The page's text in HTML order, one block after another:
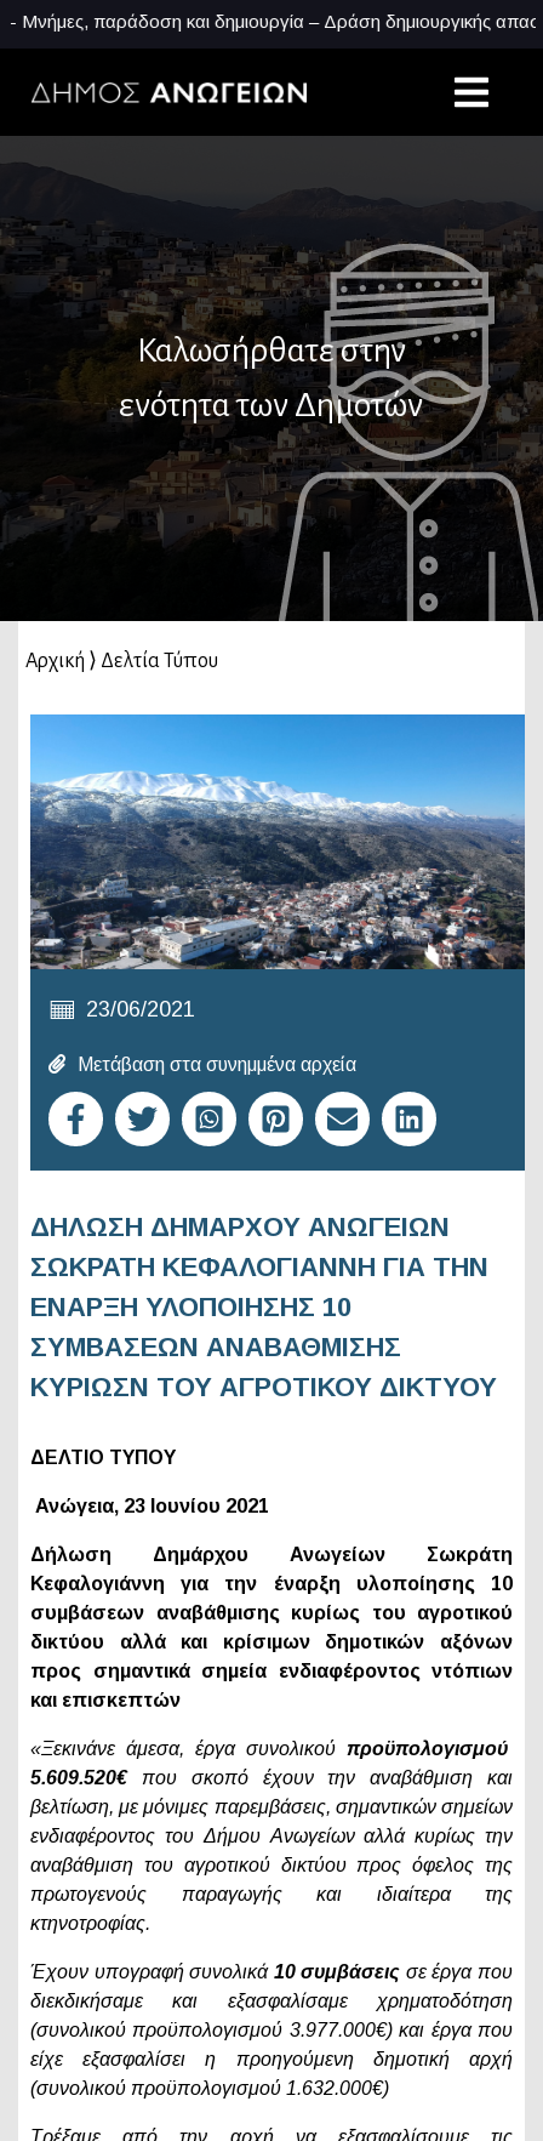
παράδοση και δημιουργία – Δράση δημιουργικής απασχόλησης
Καλωσήρθατε στην
ενότητα των Δημοτών
Αρχική ⟩ Δελτία Τύπου
23/06/2021
Μετάβαση στα συνημμένα αρχεία
ΔΗΛΩΣΗ ΔΗΜΑΡΧΟΥ ΑΝΩΓΕΙΩΝ
ΣΩΚΡΑΤΗ ΚΕΦΑΛΟΓΙΑΝΝΗ ΓΙΑ ΤΗΝ
ΕΝΑΡΞΗ ΥΛΟΠΟΙΗΣΗΣ 10
ΣΥΜΒΑΣΕΩΝ ΑΝΑΒΑΘΜΙΣΗΣ
ΚΥΡΙΩΣΝ ΤΟΥ ΑΓΡΟΤΙΚΟΥ ΔΙΚΤΥΟΥ
ΔΕΛΤΙΟ ΤΥΠΟΥ
Ανώγεια, 23 Ιουνίου 2021
Δήλωση Δημάρχου Ανωγείων Σωκράτη
Κεφαλογιάννη για την έναρξη υλοποίησης 10
συμβάσεων αναβάθμισης κυρίως του αγροτικού
δικτύου αλλά και κρίσιμων δημοτικών αξόνων
προς σημαντικά σημεία ενδιαφέροντος ντόπιων
και επισκεπτών
«Ξεκινάνε άμεσα, έργα συνολικού προϋπολογισμού
5.609.520€ που σκοπό έχουν την αναβάθμιση και
βελτίωση, με μόνιμες παρεμβάσεις, σημαντικών σημείων
ενδιαφέροντος του Δήμου Ανωγείων αλλά κυρίως την
αναβάθμιση του αγροτικού δικτύου προς όφελος της
πρωτογενούς παραγωγής και ιδιαίτερα της
κτηνοτροφίας.
Έχουν υπογραφή συνολικά 10 συμβάσεις σε έργα που
διεκδικήσαμε και εξασφαλίσαμε χρηματοδότηση
(συνολικού προϋπολογισμού 3.977.000€) και έργα που
είχε εξασφαλίσει η προηγούμενη δημοτική αρχή
(συνολικού προϋπολογισμού 1.632.000€)
Τρέξαμε από την αρχή να εξασφαλίσουμε τις